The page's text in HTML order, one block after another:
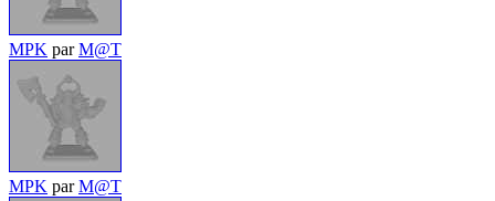
MPK parM@T
MPK parM@T